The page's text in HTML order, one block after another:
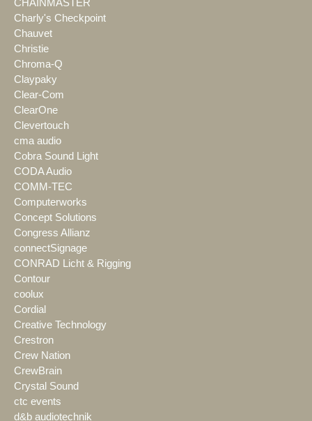
CHAINMASTER
Charly's Checkpoint
Chauvet
Christie
Chroma-Q
Claypaky
Clear-Com
ClearOne
Clevertouch
cma audio
Cobra Sound Light
CODA Audio
COMM-TEC
Computerworks
Concept Solutions
Congress Allianz
connectSignage
CONRAD Licht & Rigging
Contour
coolux
Cordial
Creative Technology
Crestron
Crew Nation
CrewBrain
Crystal Sound
ctc events
d&b audiotechnik